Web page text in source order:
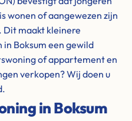
wonen of aangewezen zijn
maakt kleinere
Boksum een gewild
of appartement en
verkopen? Wij doen u
in Boksum